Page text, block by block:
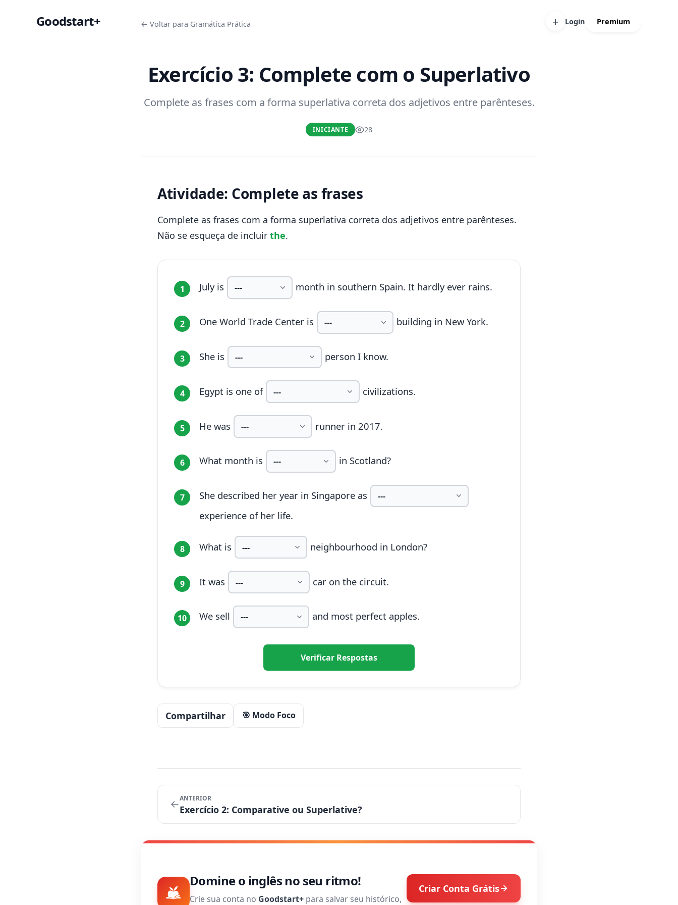
Goodstart+ + Login Premium
← Voltar para Gramática Prática
Exercício 3: Complete com o Superlativo
Complete as frases com a forma superlativa correta dos adjetivos entre parênteses.
INICIANTE 28
Atividade: Complete as frases
Complete as frases com a forma superlativa correta dos adjetivos entre parênteses.
Não se esqueça de incluir the.
1 July is month in southern Spain. It hardly ever rains.
2 One World Trade Center is building in New York.
3 She is person I know.
4 Egypt is one of civilizations.
5 He was runner in 2017.
6 What month is in Scotland?
7
She described her year in Singapore as
experience of her life.
8 What is neighbourhood in London?
9 It was car on the circuit.
10 We sell and most perfect apples.
Verificar Respostas
Compartilhar 🎯 Modo Foco
←ANTERIOR
Exercício 2: Comparative ou Superlative?
Domine o inglês no seu ritmo!
Crie sua conta no Goodstart+ para salvar seu histórico,
Criar Conta Grátis